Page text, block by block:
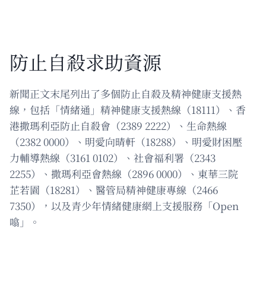
防止自殺求助資源
新聞正文末尾列出了多個防止自殺及精神健康支援熱
線，包括「情緒通」精神健康支援熱線（18111）、香
港撒瑪利亞防止自殺會（2389 2222）、生命熱線
（2382 0000）、明愛向晴軒（18288）、明愛財困壓
力輔導熱線（3161 0102）、社會福利署（2343
2255）、撒瑪利亞會熱線（2896 0000）、東華三院
芷若園（18281）、醫管局精神健康專線（2466
7350），以及青少年情緒健康網上支援服務「Open
噏」。